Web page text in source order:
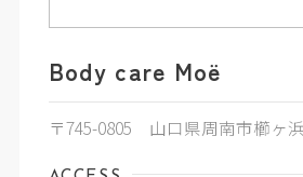
Body care Moë
〒745-0805 山口県周南市櫛ヶ